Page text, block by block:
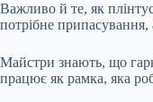
Важливо й те, як
потрібне
Майстри знають, що
працює як рамка, яка